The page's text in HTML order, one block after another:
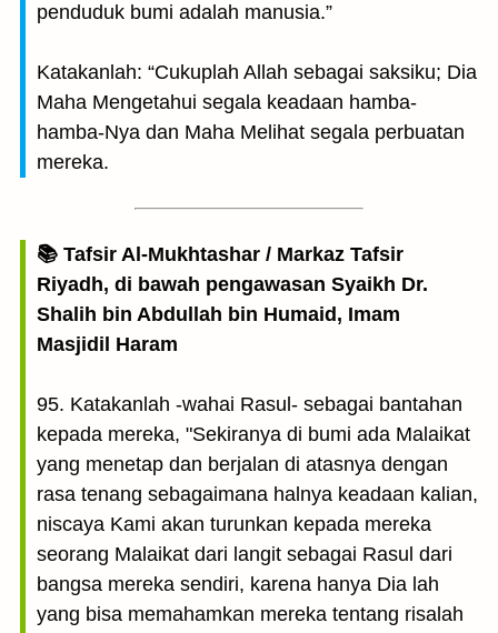
penduduk bumi adalah manusia.”
Katakanlah: “Cukuplah Allah sebagai saksiku; Dia
Maha Mengetahui segala keadaan hamba-
hamba-Nya dan Maha Melihat segala perbuatan
mereka.
📚 Tafsir Al-Mukhtashar / Markaz Tafsir
Riyadh, di bawah pengawasan Syaikh Dr.
Shalih bin Abdullah bin Humaid, Imam
Masjidil Haram
95. Katakanlah -wahai Rasul- sebagai bantahan
kepada mereka, "Sekiranya di bumi ada Malaikat
yang menetap dan berjalan di atasnya dengan
rasa tenang sebagaimana halnya keadaan kalian,
niscaya Kami akan turunkan kepada mereka
seorang Malaikat dari langit sebagai Rasul dari
bangsa mereka sendiri, karena hanya Dia lah
yang bisa memahamkan mereka tentang risalah